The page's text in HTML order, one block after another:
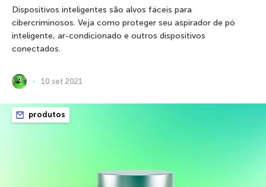
Dispositivos inteligentes são alvos fáceis para
cibercriminosos. Veja como proteger seu aspirador de pó
inteligente, ar-condicionado e outros dispositivos
conectados.
10 set 2021
produtos